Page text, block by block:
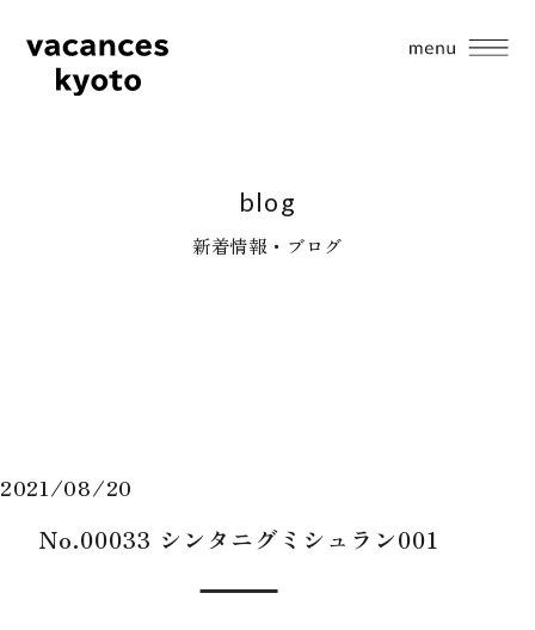
blog
新着情報・ブログ
2021/08/20
No.00033 シンタニグミシュラン001